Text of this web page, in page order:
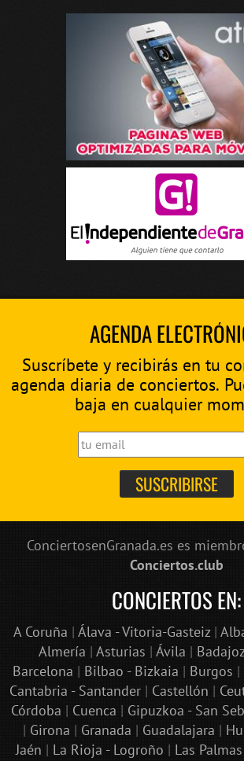
AGENDA
Suscríbete y recibirás en tu
agenda diaria de conciertos.
baja en cualquier
ConciertosenGranada.es es
Conciertos.club
CONCIERTOS EN:
A Coruña | Álava - Vitoria-Gasteiz|
Almería | Asturias | Ávila | Badajoz
Barcelona | Bilbao - Bizkaia | Burgos |
Cantabria - Santander| Castellón |
Córdoba | Cuenca | Gipuzkoa - San
| Girona | Granada | Guadalajara |
Jaén | La Rioja - Logroño | Las Palmas